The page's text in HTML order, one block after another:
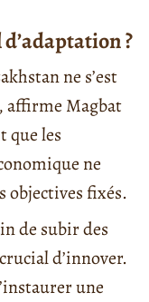
?
ne s’est
affirme Magbat
que les
ne
objectives fixés.
de subir des
d’innover.
une